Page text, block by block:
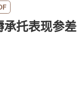
托表现参差